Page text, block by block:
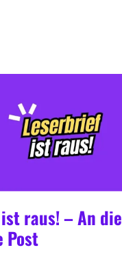
raus! – An die
Post